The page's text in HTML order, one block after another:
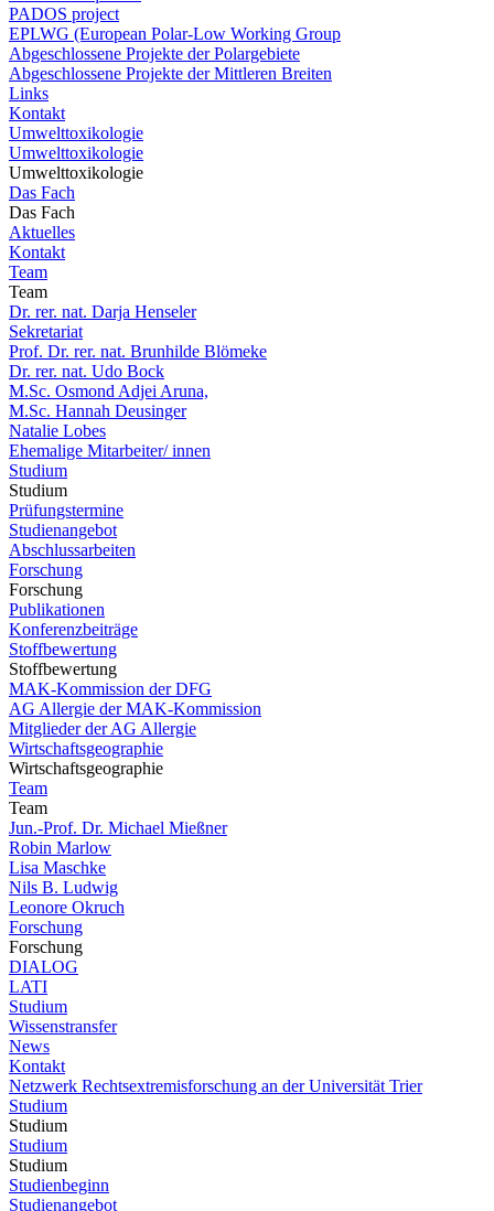
PADOS project
EPLWG (European Polar-Low Working Group
Abgeschlossene Projekte der Polargebiete
Abgeschlossene Projekte der Mittleren Breiten
Links
Kontakt
Umwelttoxikologie
Umwelttoxikologie
Umwelttoxikologie
Das Fach
Das Fach
Aktuelles
Kontakt
Team
Team
Dr. rer. nat. Darja Henseler
Sekretariat
Prof. Dr. rer. nat. Brunhilde Blömeke
Dr. rer. nat. Udo Bock
M.Sc. Osmond Adjei Aruna,
M.Sc. Hannah Deusinger
Natalie Lobes
Ehemalige Mitarbeiter/ innen
Studium
Studium
Prüfungstermine
Studienangebot
Abschlussarbeiten
Forschung
Forschung
Publikationen
Konferenzbeiträge
Stoffbewertung
Stoffbewertung
MAK-Kommission der DFG
AG Allergie der MAK-Kommission
Mitglieder der AG Allergie
Wirtschaftsgeographie
Wirtschaftsgeographie
Team
Team
Jun.-Prof. Dr. Michael Mießner
Robin Marlow
Lisa Maschke
Nils B. Ludwig
Leonore Okruch
Forschung
Forschung
DIALOG
LATI
Studium
Wissenstransfer
News
Kontakt
Netzwerk Rechtsextremisforschung an der Universität Trier
Studium
Studium
Studium
Studium
Studienbeginn
Studienangebot